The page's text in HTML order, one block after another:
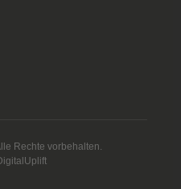
Rechte vorbehalten.